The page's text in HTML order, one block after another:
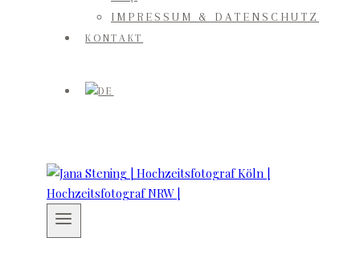
IMPRESSUM & DATENSCHUTZ
KONTAKT